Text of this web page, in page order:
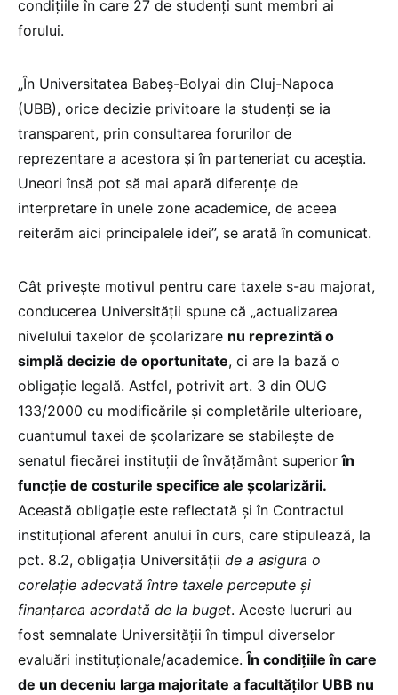
condițiile în care 27 de studenți sunt membri ai
forului.
„În Universitatea Babeș-Bolyai din Cluj-Napoca
(UBB), orice decizie privitoare la studenți se ia
transparent, prin consultarea forurilor de
reprezentare a acestora și în parteneriat cu aceștia.
Uneori însă pot să mai apară diferențe de
interpretare în unele zone academice, de aceea
reiterăm aici principalele idei”, se arată în comunicat.
Cât privește motivul pentru care taxele s-au majorat,
conducerea Universității spune că „actualizarea
nivelului taxelor de școlarizare nu reprezintă o
simplă decizie de oportunitate, ci are la bază o
obligație legală. Astfel, potrivit art. 3 din OUG
133/2000 cu modificările și completările ulterioare,
cuantumul taxei de școlarizare se stabileşte de
senatul fiecărei instituţii de învăţământ superiorîn
funcţie de costurile specifice ale şcolarizării.
Această obligație este reflectată și în Contractul
instituțional aferent anului în curs, care stipulează, la
pct. 8.2, obligația Universității de a asigura o
corelație adecvată între taxele percepute și
finanțarea acordată de la buget. Aceste lucruri au
fost semnalate Universității în timpul diverselor
evaluări instituționale/academice.În condițiile în care
de un deceniu larga majoritate a facultăților UBB nu